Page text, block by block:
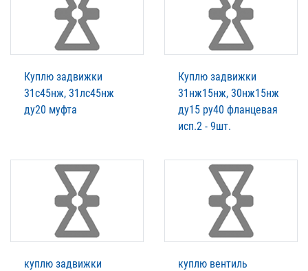
Куплю задвижки
31с45нж, 31лс45нж
ду20 муфта
Куплю задвижки
31нж15нж, 30нж15нж
ду15 ру40 фланцевая
исп.2 - 9шт.
куплю задвижки
куплю вентиль